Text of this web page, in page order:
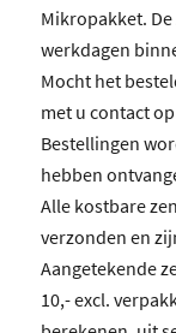
Mikropakket.
werkdagen
Mocht het
met u contact
Bestellingen
hebben
Alle kostbare
verzonden en
Aangetekende
10,- excl.